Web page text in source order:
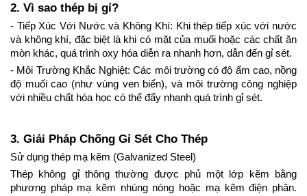
2. Vì sao thép bị gỉ?
- Tiếp Xúc Với Nước và Không Khí: Khi thép tiếp xúc với nước
và không khí, đặc biệt là khi có mặt của muối hoặc các chất ăn
mòn khác, quá trình oxy hóa diễn ra nhanh hơn, dẫn đến gỉ sét.
- Môi Trường Khắc Nghiệt: Các môi trường có độ ẩm cao, nồng
độ muối cao (như vùng ven biển), và môi trường công nghiệp
với nhiều chất hóa học có thể đẩy nhanh quá trình gỉ sét.
3. Giải Pháp Chống Gỉ Sét Cho Thép
Sử dụng thép mạ kẽm (Galvanized Steel)
Thép không gỉ thông thường được phủ một lớp kẽm bằng
phương pháp mạ kẽm nhúng nóng hoặc mạ kẽm điện phân.